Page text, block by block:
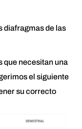
diafragmas de las
que necesitan una
el siguiente
su correcto